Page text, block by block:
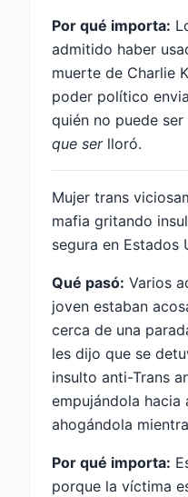
Por qué importa:
admitido haber
muerte de Charlie
poder político
quién no puede
que serlloró.
Mujer trans
mafia gritando
segura en Estados
Qué pasó: Varios
joven estaban
cerca de una
les dijo que se
insulto anti-Trans
empujándola hacia
ahogándola
Por qué importa:
porque la víctima